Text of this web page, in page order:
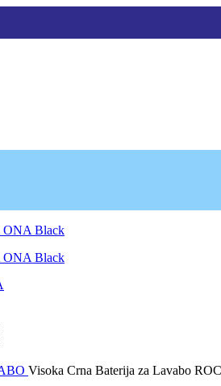
Visoka Crna Baterija za Lavabo